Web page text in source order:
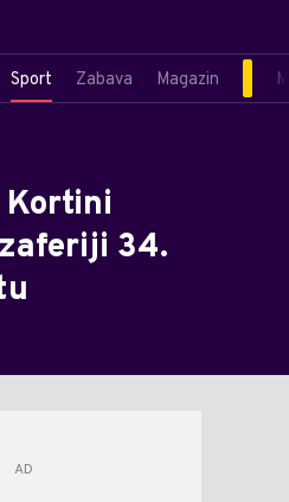
Sport Zabava Magazin
Kortini
34.